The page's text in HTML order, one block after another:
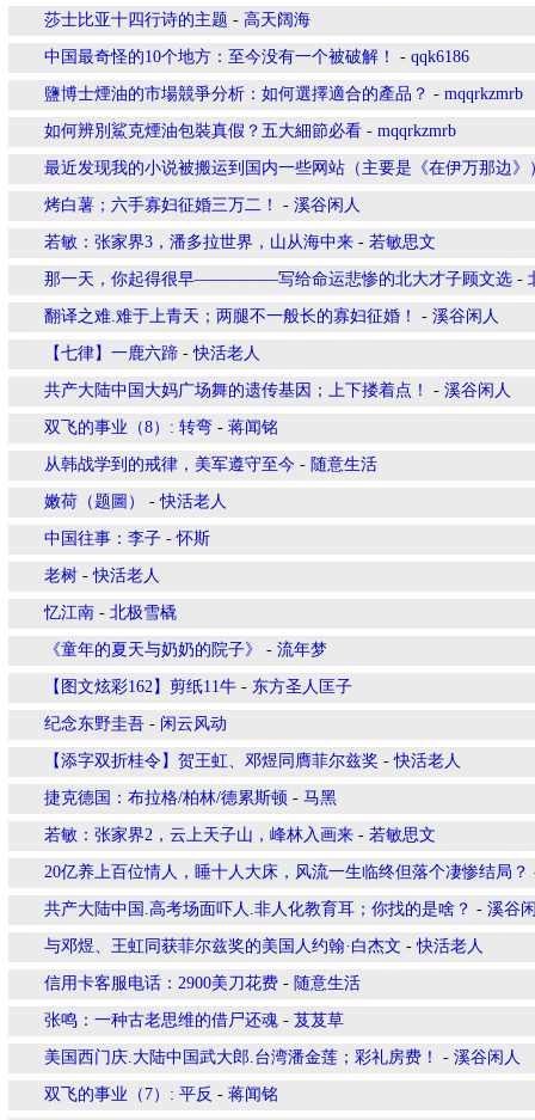
莎士比亚十四行诗的主题 - 高天阔海
中国最奇怪的10个地方：至今没有一个被破解！ - qqk6186
鹽博士煙油的市場競爭分析：如何選擇適合的產品？ - mqqrkzmrb
如何辨別鯊克煙油包裝真假？五大細節必看 - mqqrkzmrb
最近发现我的小说被搬运到国内一些网站（主要是《在伊万那边》
烤白薯；六手寡妇征婚三万二！ - 溪谷闲人
若敏：张家界3，潘多拉世界，山从海中来 - 若敏思文
那一天，你起得很早—————写给命运悲惨的北大才子顾文选 -
翻译之难.难于上青天；两腿不一般长的寡妇征婚！ - 溪谷闲人
【七律】一鹿六蹄 -快活老人
共产大陆中国大妈广场舞的遗传基因；上下搂着点！ - 溪谷闲人
双飞的事业（8）: 转弯 - 蒋闻铭
从韩战学到的戒律，美军遵守至今 - 随意生活
嫩荷（题圖） -快活老人
中国往事：李子 -怀斯
老树 -快活老人
忆江南 - 北极雪橇
《童年的夏天与奶奶的院子》 - 流年梦
【图文炫彩162】剪纸11牛 - 东方圣人匡子
纪念东野圭吾 - 闲云风动
【添字双折桂令】贺王虹、邓煜同膺菲尔兹奖 -快活老人
捷克德国：布拉格/柏林/德累斯顿 - 马黑
若敏：张家界2，云上天子山，峰林入画来 - 若敏思文
20亿养上百位情人，睡十人大床，风流一生临终但落个凄惨结局？
共产大陆中国.高考场面吓人.非人化教育耳；你找的是啥？ - 溪谷
与邓煜、王虹同获菲尔兹奖的美国人约翰·白杰文 -快活老人
信用卡客服电话：2900美刀花费 - 随意生活
张鸣：一种古老思维的借尸还魂 - 芨芨草
美国西门庆.大陆中国武大郎.台湾潘金莲；彩礼房费！ - 溪谷闲人
双飞的事业（7）: 平反 - 蒋闻铭